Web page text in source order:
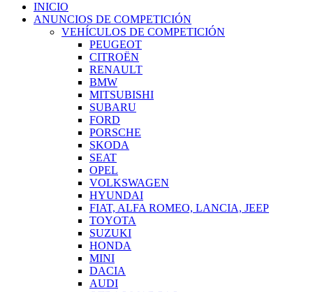
INICIO
ANUNCIOS DE COMPETICIÓN
VEHÍCULOS DE COMPETICIÓN
PEUGEOT
CITROËN
RENAULT
BMW
MITSUBISHI
SUBARU
FORD
PORSCHE
SKODA
SEAT
OPEL
VOLKSWAGEN
HYUNDAI
FIAT, ALFA ROMEO, LANCIA, JEEP
TOYOTA
SUZUKI
HONDA
MINI
DACIA
AUDI